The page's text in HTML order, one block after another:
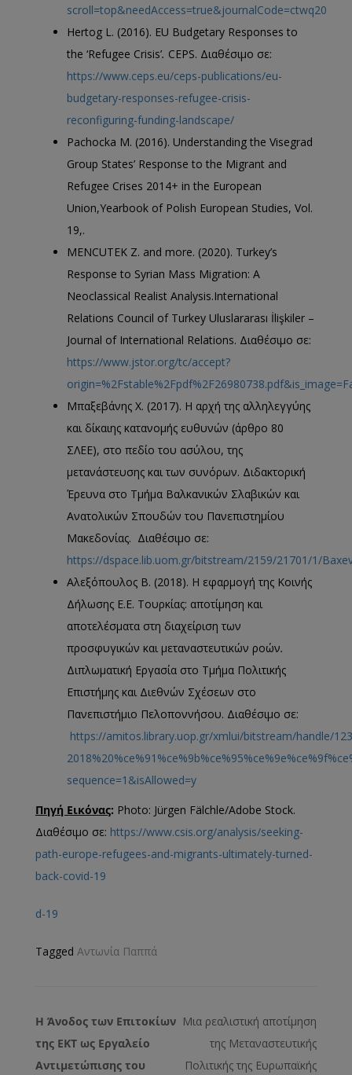
scroll=top&needAccess=true&journalCode=ctwq20
Hertog L. (2016). EU Budgetary Responses to
the ‘Refugee Crisis’. CEPS. Διαθέσιμο σε:
https://www.ceps.eu/ceps-publications/eu-
budgetary-responses-refugee-crisis-
reconfiguring-funding-landscape/
Pachocka M. (2016). Understanding the Visegrad
Group States’ Response to the Migrant and
Refugee Crises 2014+ in the European
Union,Yearbook of Polish European Studies, Vol.
19,.
MENCUTEK Z. and more. (2020). Turkey’s
Response to Syrian Mass Migration: A
Neoclassical Realist Analysis.International
Relations Council of Turkey Uluslararası İlişkiler –
Journal of International Relations. Διαθέσιμο σε:
https://www.jstor.org/tc/accept?
Μπαξεβάνης Χ. (2017). Η αρχή της αλληλεγγύης
και δίκαιης κατανομής ευθυνών (άρθρο 80
ΣΛΕΕ), στο πεδίο του ασύλου, της
μετανάστευσης και των συνόρων. Διδακτορική
Έρευνα στο Τμήμα Βαλκανικών Σλαβικών και
Ανατολικών Σπουδών του Πανεπιστημίου
Μακεδονίας. Διαθέσιμο σε:
https://dspace.lib.uom.gr/bitstream/2159/21701/1/
Αλεξόπουλος Β. (2018). Η εφαρμογή της Κοινής
Δήλωσης Ε.Ε. Τουρκίας: αποτίμηση και
αποτελέσματα στη διαχείριση των
προσφυγικών και μεταναστευτικών ροών.
Διπλωματική Εργασία στο Τμήμα Πολιτικής
Επιστήμης και Διεθνών Σχέσεων στο
Πανεπιστήμιο Πελοποννήσου. Διαθέσιμο σε:
https://amitos.library.uop.gr/xmlui/bitstream/handle/
sequence=1&isAllowed=y
Πηγή Εικόνας: Photo: Jürgen Fälchle/Adobe Stock.
Διαθέσιμο σε: https://www.csis.org/analysis/seeking-
path-europe-refugees-and-migrants-ultimately-turned-
back-covid-19
d-19
Tagged Αντωνία Παππά
Η Άνοδος των Επιτοκίων
της ΕΚΤ ως Εργαλείο
Αντιμετώπισης του
Μια ρεαλιστική αποτίμηση
της Μεταναστευτικής
Πολιτικής της Ευρωπαϊκής